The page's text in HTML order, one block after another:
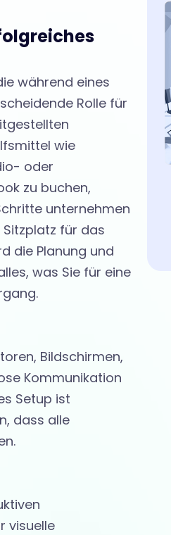
während eines
Rolle für
wie
oder
zu buchen,
unternehmen
Sitzplatz für das
die Planung und
was Sie für eine
Bildschirmen,
Kommunikation
Setup ist
dass alle
visuelle